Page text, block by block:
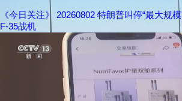
《今日关注》 20260802 特朗普叫停“最大规
F-35战机